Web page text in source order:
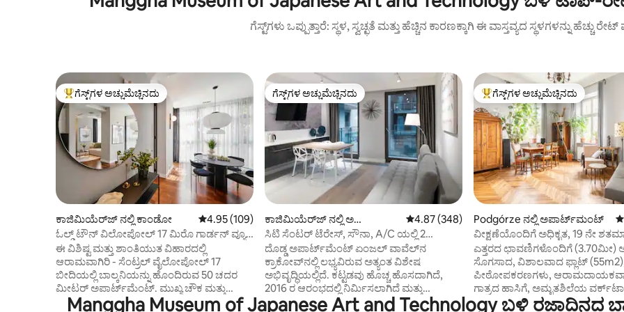
ಗೆಸ್ಟ್‌ಗಳು ಒಪ್ಪುತ್ತಾರೆ: ಸ್ಥಳ, ಸ್ವಚ್ಛತೆ ಮತ್ತು ಹೆಚ್ಚಿನ ಕಾರಣಕ್ಕಾಗಿ ಈ ವಾಸ್ತವ್ಯದ ಸ್ಥಳಗಳನ್ನು ಹೆಚ್ಚು
ಗೆಸ್ಟ್‌ಗಳಿಗೆ ಅತಿ ಹೆಚ್ಚು ಅಚ್ಚುಮೆಚ್ಚಿನದು
ಗೆಸ್ಟ್‌ಗಳ ಅಚ್ಚುಮೆಚ್ಚಿನದು
ಕಾಜಿಮಿಯೆರ್‌ಜ್ ನಲ್ಲಿ ಕಾಂಡೋ 5 ರಲ್ಲಿ 4.95 ಸರಾಸರಿ ರೇಟಿಂಗ್, 109 ವಿಮರ್ಶೆಗಳು
4.95 (109)
ಓಲ್ಡ್ ಟೌನ್ ವಿಲೋಪೋಲ್ 17 ಮಿರೊ ಗಾರ್ಡನ್ ವ್ಯೂ
ಬಾಲ್ಕನಿ & AC
ಈ ವಿಶಿಷ್ಟ ಮತ್ತು ಶಾಂತಿಯುತ ವಿಹಾರದಲ್ಲಿ
ಆರಾಮವಾಗಿರಿ - ಸೆಂಟ್ರಲ್ ವೈಲೋಪೋಲ್ 17
ಬೀದಿಯಲ್ಲಿ ಬಾಲ್ಕನಿಯನ್ನು ಹೊಂದಿರುವ 50 ಚದರ
ಮೀಟರ್ ಅಪಾರ್ಟ್‌ಮೆಂಟ್. ಮುಖ್ಯ ಚೌಕ ಮತ್ತು
ಯಹೂದಿ ಕ್ವಾರ್ಟರ್ ನಡುವೆ ಸಮರ್ಪಕವಾಗಿ.
ಗೆಸ್ಟ್‌ಗಳ ಅಚ್ಚುಮೆಚ್ಚಿನದು
ಗೆಸ್ಟ್‌ಗಳ ಅಚ್ಚುಮೆಚ್ಚಿನದು
ಕಾಜಿಮಿಯೆರ್‌ಜ್ ನಲ್ಲಿ ಅ
ಪಾರ್ಟ್‌ಮಂಟ್
5 ರಲ್ಲಿ 4.87 ಸರಾಸರಿ ರೇಟಿಂಗ್, 348 ವಿಮರ್ಶೆಗಳು
4.87 (348)
ಸಿಟಿ ಸೆಂಟರ್ ಟೆರೇಸ್, ಸೌನಾ, A/C ಯಲ್ಲಿ 2
ಬೆಡ್‌ರೂಮ್‌ಗಳು
ದೊಡ್ಡ ಅಪಾರ್ಟ್‌ಮೆಂಟ್ ಏಂಜಲ್ ವಾವೆಲ್‌ನ
ಕ್ರಾಕೋವ್‌ನಲ್ಲಿ ಲಭ್ಯವಿರುವ ಅತ್ಯಂತ ವಿಶೇಷ
ಅಭಿವೃದ್ಧಿಯಲ್ಲಿದೆ. ಕಟ್ಟಡವು ಹೊಚ್ಚ ಹೊಸದಾಗಿದೆ,
2016 ರ ಆರಂಭದಲ್ಲಿ ನಿರ್ಮಿಸಲಾಗಿದೆ ಮತ್ತು
ಪೂರ್ಣಗೊಂಡಿದೆ. ನನ್ನ ಅಪಾರ್ಟ್‌ಮೆಂಟ್ ಆದರ್ಶ
ಗೆಸ್ಟ್‌ಗಳಿಗೆ ಅತಿ ಹೆಚ್ಚು ಅಚ್ಚುಮೆಚ್ಚಿನದು
ಗೆಸ್ಟ್‌ಗಳ ಅಚ್ಚುಮೆಚ್ಚಿನದು
Podgórze ನಲ್ಲಿ ಅಪಾರ್ಟ್‌ಮಂಟ್ 5
ವೀಕ್ಷಣೆಯೊಂದಿಗೆ ಅಧಿಕೃತ, 19 ನೇ
ಎತ್ತರದ ಛಾವಣಿಗಳೊಂದಿಗೆ (3.70ಮೀ)
ಸೊಗಸಾದ, ವಿಶಾಲವಾದ ಫ್ಲಾಟ್
ಪೀಠೋಪಕರಣಗಳು,
ಗಾತ್ರದ ಹಾಸಿಗೆ, ಅಮೃತಶಿಲೆಯ
ಹೊಂದಿರುವ ಕಸ್ಟಮ್-ನಿರ್ಮಿತ
Manggha Museum of Japanese Art and Technology ಬಳಿ